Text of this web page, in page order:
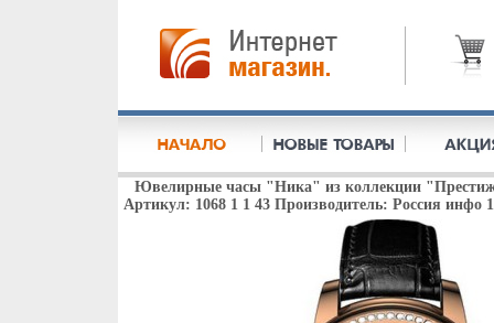
Ювелирные часы "Ника" из коллекции
Артикул: 1068 1 1 43 Производитель: Россия инфо